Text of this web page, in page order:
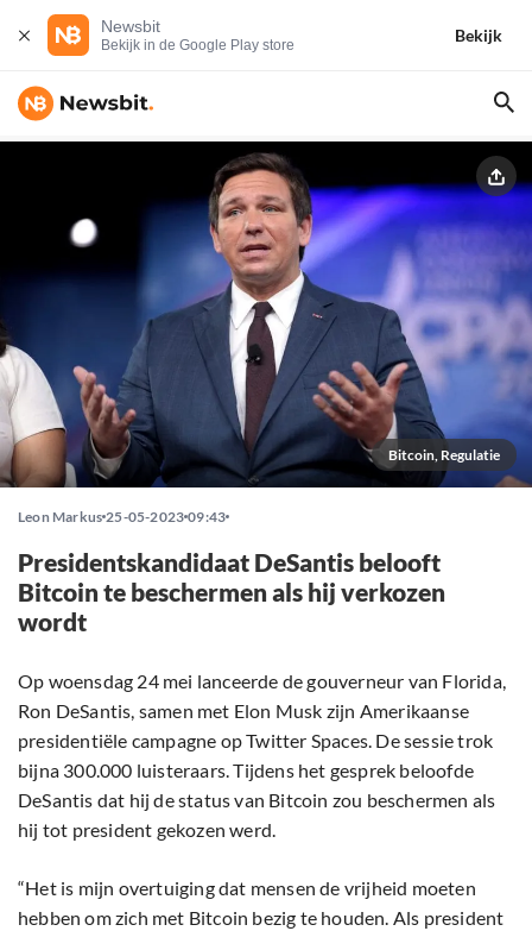
Newsbit
Bekijk in de Google Play store
Bekijk
Bitcoin, Regulatie
Leon Markus 25-05-2023 09:43
Presidentskandidaat DeSantis belooft
Bitcoin te beschermen als hij verkozen
wordt
Op woensdag 24 mei lanceerde de gouverneur van Florida,
Ron DeSantis, samen met Elon Musk zijn Amerikaanse
presidentiële campagne op Twitter Spaces. De sessie trok
bijna 300.000 luisteraars. Tijdens het gesprek beloofde
DeSantis dat hij de status van Bitcoin zou beschermen als
hij tot president gekozen werd.
“Het is mijn overtuiging dat mensen de vrijheid moeten
hebben om zich met Bitcoin bezig te houden. Als president